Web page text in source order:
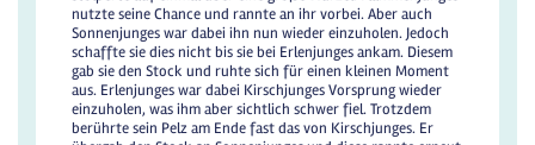
nutzte seine Chance und rannte an ihr vorbei. Aber auch
Sonnenjunges war dabei ihn nun wieder einzuholen. Jedoch
schaffte sie dies nicht bis sie bei Erlenjunges ankam. Diesem
gab sie den Stock und ruhte sich für einen kleinen Moment
aus. Erlenjunges war dabei Kirschjunges Vorsprung wieder
einzuholen, was ihm aber sichtlich schwer fiel. Trotzdem
berührte sein Pelz am Ende fast das von Kirschjunges. Er